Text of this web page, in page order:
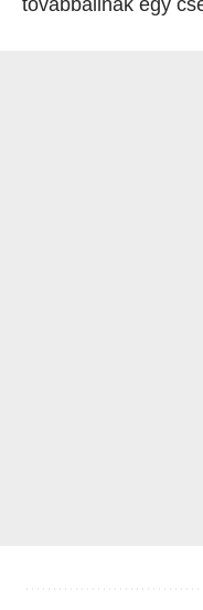
továbbállnak egy